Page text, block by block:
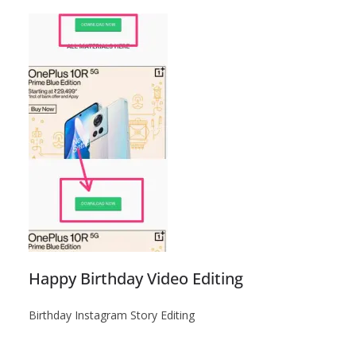
Happy Birthday Video Editing
Birthday Instagram Story Editing